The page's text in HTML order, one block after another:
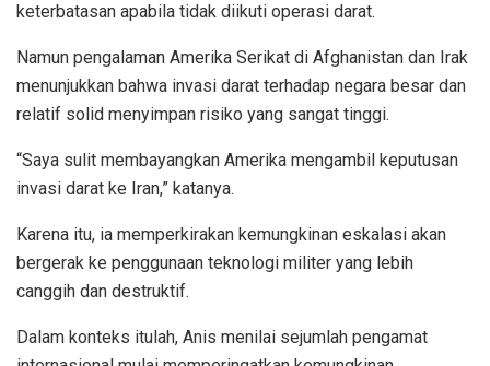
keterbatasan apabila tidak diikuti operasi darat.
Namun pengalaman Amerika Serikat di Afghanistan dan Irak
menunjukkan bahwa invasi darat terhadap negara besar dan
relatif solid menyimpan risiko yang sangat tinggi.
“Saya sulit membayangkan Amerika mengambil keputusan
invasi darat ke Iran,” katanya.
Karena itu, ia memperkirakan kemungkinan eskalasi akan
bergerak ke penggunaan teknologi militer yang lebih
canggih dan destruktif.
Dalam konteks itulah, Anis menilai sejumlah pengamat